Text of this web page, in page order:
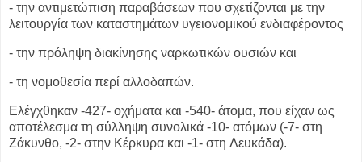
- την αντιμετώπιση παραβάσεων που σχετίζονται με την
λειτουργία των καταστημάτων υγειονομικού ενδιαφέροντος
- την πρόληψη διακίνησης ναρκωτικών ουσιών και
- τη νομοθεσία περί αλλοδαπών.
Ελέγχθηκαν -427- οχήματα και -540- άτομα, που είχαν ως
αποτέλεσμα τη σύλληψη συνολικά -10- ατόμων (-7- στη
Ζάκυνθο, -2- στην Κέρκυρα και -1- στη Λευκάδα).